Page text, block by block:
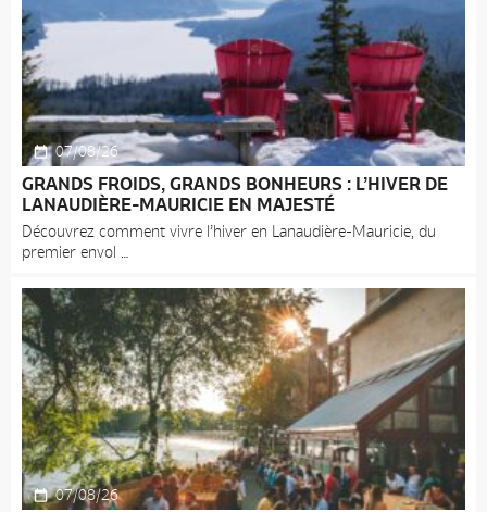
07/08/26
GRANDS FROIDS, GRANDS BONHEURS : L’HIVER DE
LANAUDIÈRE-MAURICIE EN MAJESTÉ
Découvrez comment vivre l’hiver en Lanaudière-Mauricie, du
premier envol
07/08/26